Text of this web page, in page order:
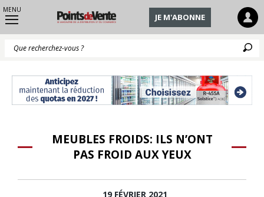
MENU
JE M'ABONNE
MEUBLES FROIDS: ILS N’ONT
PAS FROID AUX YEUX
19 FÉVRIER 2021